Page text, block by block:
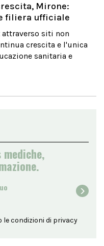
Mirone:
filiera ufficiale
siti non
crescita e l'unica
sanitaria e
le condizioni di privacy